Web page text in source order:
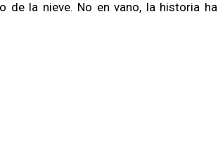
de la nieve. No en vano, la historia ha